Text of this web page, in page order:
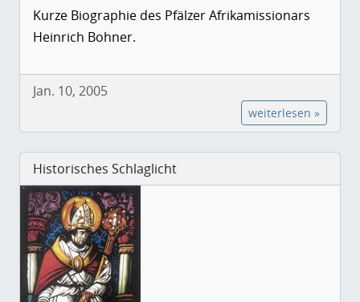
Kurze Biographie des Pfälzer Afrikamissionars
Heinrich Bohner.
Jan. 10, 2005
weiterlesen »
Historisches Schlaglicht